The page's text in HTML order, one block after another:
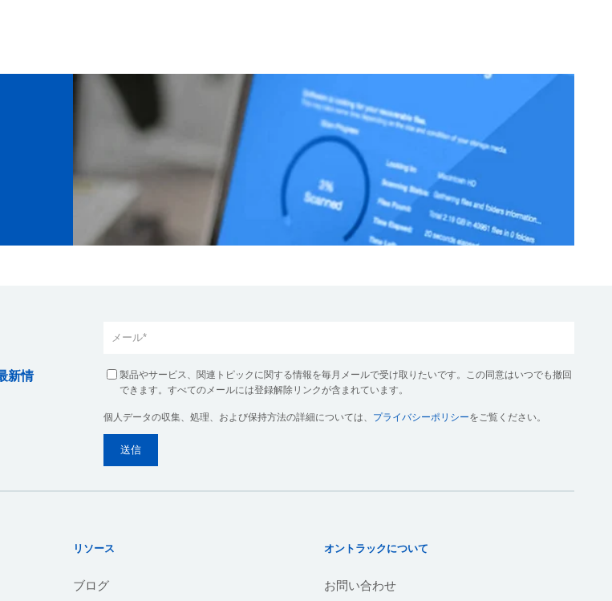
新情
製品やサービス、関連トピックに関する情報を毎月メールで受け取りたいです。この同意はいつでも撤回
できます。すべてのメールには登録解除リンクが含まれています。
個人データの収集、処理、および保持方法の詳細については、 プライバシーポリシーをご覧ください。
リソース
ブログ
オントラックについて
お問い合わせ